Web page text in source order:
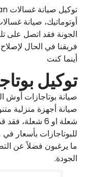
أوتوماتيك، صيانة
الجونة فقد اتصل على
فريقنا في الحال
أينما كنت
توكيل
صيانة بوتاجازات
شعلة او 6
للبوتاجازات بأسعار
ما يرغبون فضلاً عن
الجودة.